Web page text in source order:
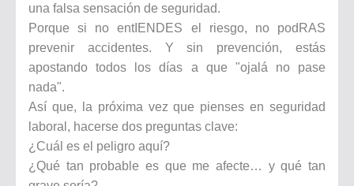
una falsa sensación de seguridad.
Porque si no entIENDES el riesgo, no podRAS
prevenir accidentes. Y sin prevención, estás
apostando todos los días a que "ojalá no pase
nada".
Así que, la próxima vez que pienses en seguridad
laboral, hacerse dos preguntas clave:
¿Cuál es el peligro aquí?
¿Qué tan probable es que me afecte… y qué tan